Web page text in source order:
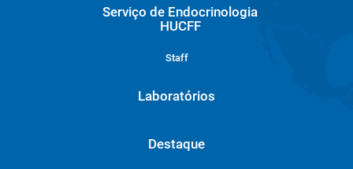
Serviço de Endocrinologia
HUCFF
Staff
Laboratórios
Destaque